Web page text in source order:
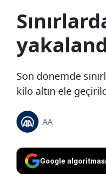
Son dönemde
kilo altın ele
AA
Google